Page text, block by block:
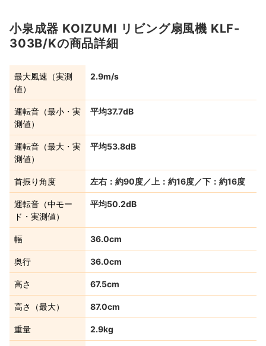
小泉成器 KOIZUMI リビング扇風機 KLF-
303B/Kの商品詳細
最大風速（実測
値）
2.9m/s
運転音（最小・実
測値）
平均37.7dB
運転音（最大・実
測値）
平均53.8dB
首振り角度 左右：約90度／上：約16度／下：約16度
運転音（中モー
ド・実測値）
平均50.2dB
幅 36.0cm
奥行 36.0cm
高さ 67.5cm
高さ（最大） 87.0cm
重量 2.9kg